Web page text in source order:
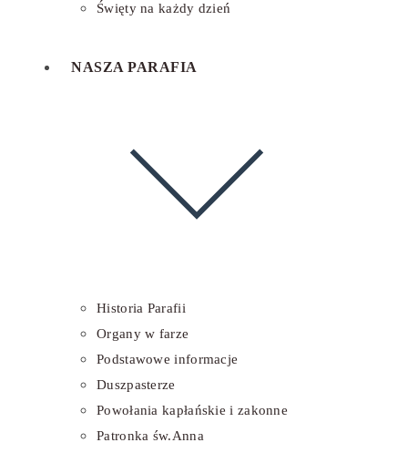
Święty na każdy dzień
NASZA PARAFIA
Historia Parafii
Organy w farze
Podstawowe informacje
Duszpasterze
Powołania kapłańskie i zakonne
Patronka św.Anna